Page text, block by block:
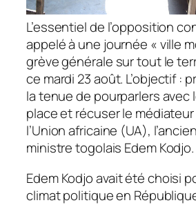
L’essentiel de l’opposition
appelé à une journée « ville
grève générale sur tout le
ce mardi 23 août. L’objectif :
la tenue de pourparlers avec
place et récuser le
l’Union africaine (UA),
ministre togolais Edem Kodjo.
Edem Kodjo avait été choisi
climat politique en